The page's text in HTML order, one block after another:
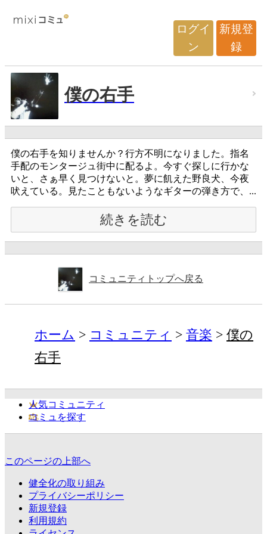
ログイ
ン
新規登
録
僕の右手
僕の右手を知りませんか？行方不明になりました。指名
手配のモンタージュ街中に配るよ。今すぐ探しに行かな
いと、さぁ早く見つけないと。夢に飢えた野良犬、今夜
吠えている。見たこともないようなギターの弾き方で、...
続きを読む
コミュニティトップへ戻る
ホーム コミュニティ 音楽
僕の
右手
人気コミュニティ
コミュを探す
このページの上部へ
健全化の取り組み
プライバシーポリシー
新規登録
利用規約